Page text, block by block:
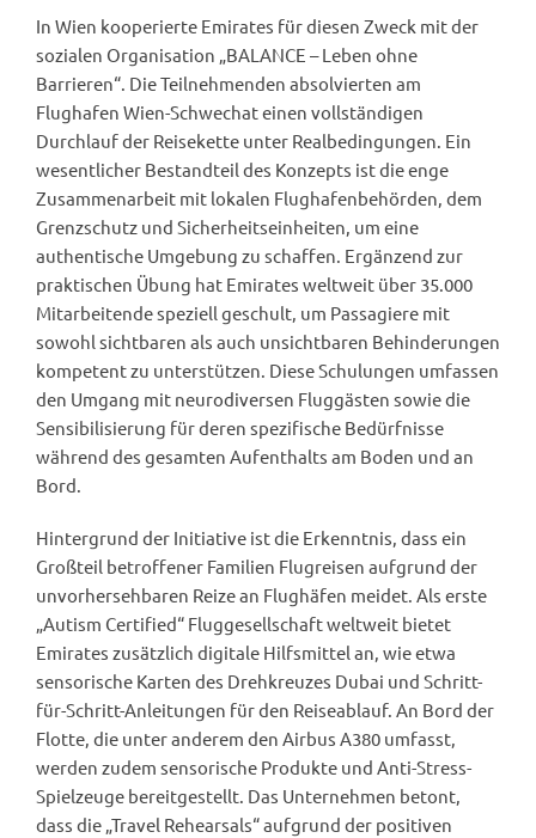
In Wien kooperierte Emirates für diesen Zweck mit der
sozialen Organisation „BALANCE – Leben ohne
Barrieren“. Die Teilnehmenden absolvierten am
Flughafen Wien-Schwechat einen vollständigen
Durchlauf der Reisekette unter Realbedingungen. Ein
wesentlicher Bestandteil des Konzepts ist die enge
Zusammenarbeit mit lokalen Flughafenbehörden, dem
Grenzschutz und Sicherheitseinheiten, um eine
authentische Umgebung zu schaffen. Ergänzend zur
praktischen Übung hat Emirates weltweit über 35.000
Mitarbeitende speziell geschult, um Passagiere mit
sowohl sichtbaren als auch unsichtbaren Behinderungen
kompetent zu unterstützen. Diese Schulungen umfassen
den Umgang mit neurodiversen Fluggästen sowie die
Sensibilisierung für deren spezifische Bedürfnisse
während des gesamten Aufenthalts am Boden und an
Bord.
Hintergrund der Initiative ist die Erkenntnis, dass ein
Großteil betroffener Familien Flugreisen aufgrund der
unvorhersehbaren Reize an Flughäfen meidet. Als erste
„Autism Certified“ Fluggesellschaft weltweit bietet
Emirates zusätzlich digitale Hilfsmittel an, wie etwa
sensorische Karten des Drehkreuzes Dubai und Schritt-
für-Schritt-Anleitungen für den Reiseablauf. An Bord der
Flotte, die unter anderem den Airbus A380 umfasst,
werden zudem sensorische Produkte und Anti-Stress-
Spielzeuge bereitgestellt. Das Unternehmen betont,
dass die „Travel Rehearsals“ aufgrund der positiven